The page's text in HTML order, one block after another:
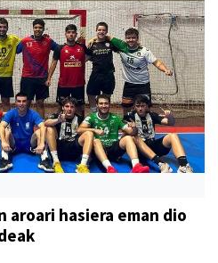
aroari hasiera eman dio